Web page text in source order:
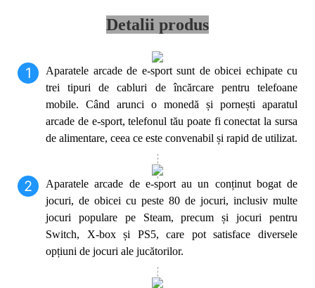
Detalii produs
1
Aparatele arcade de e-sport sunt de obicei echipate cu
trei tipuri de cabluri de încărcare pentru telefoane
mobile. Când arunci o monedă și pornești aparatul
arcade de e-sport, telefonul tău poate fi conectat la sursa
de alimentare, ceea ce este convenabil și rapid de utilizat.
2
Aparatele arcade de e-sport au un conținut bogat de
jocuri, de obicei cu peste 80 de jocuri, inclusiv multe
jocuri populare pe Steam, precum și jocuri pentru
Switch, X-box și PS5, care pot satisface diversele
opțiuni de jocuri ale jucătorilor.